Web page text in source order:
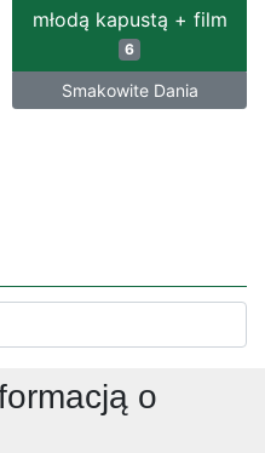
młodą kapustą + film
6
Smakowite Dania
o